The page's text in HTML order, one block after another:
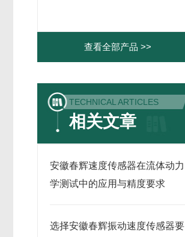
查看全部产品 >>
TECHNICAL ARTICLES
相关文章
安徽春辉速度传感器在流体动力
学测试中的应用与精度要求
选择安徽春辉振动速度传感器要